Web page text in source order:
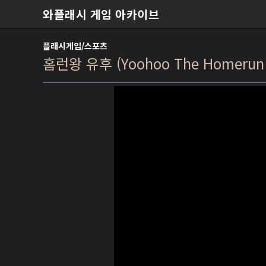
와플래시 게임 아카이브
플래시게임/스포츠
홈런왕 유후 (Yoohoo The